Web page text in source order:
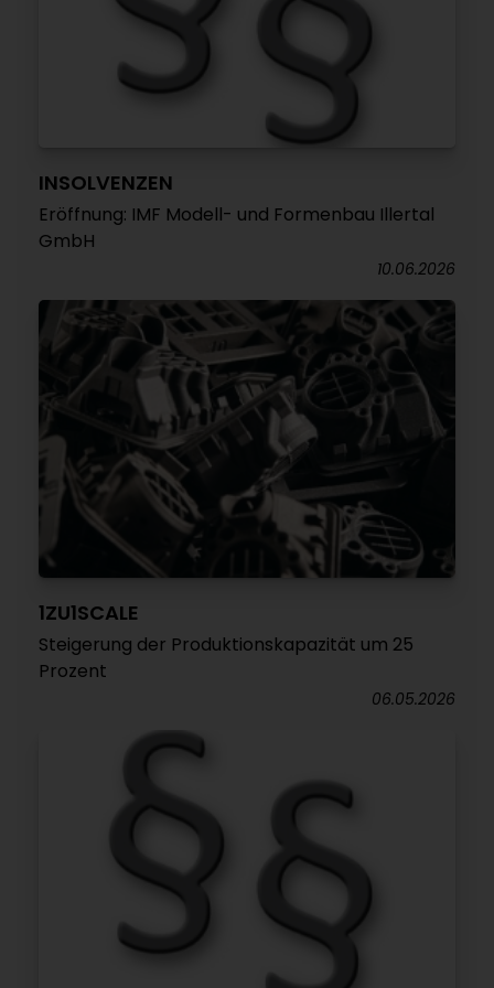
INSOLVENZEN
Eröffnung: IMF Modell- und Formenbau Illertal
GmbH
10.06.2026
1ZU1SCALE
Steigerung der Produktionskapazität um 25
Prozent
06.05.2026